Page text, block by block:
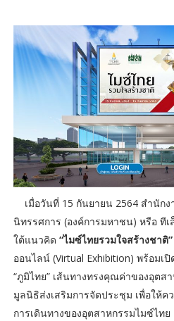
เมื่อวันที่ 15 กันยายน 2564 สำนักง
นิทรรศการ (องค์การมหาชน) หรือ ที
ใต้แนวคิด “ไมซ์ไทยรวมใจสร้างชาติ”
ออนไลน์ (Virtual Exhibition) พร้อม
“ภูมิไทย” เส้นทางทรงคุณค่าของอุตส
มูลนิธิส่งเสริมการจัดประชุม เพื่อให้ค
การเดินทางของอุตสาหกรรมไมซ์ไท